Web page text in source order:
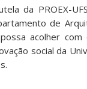
da PROEX-
de
acolher
social da